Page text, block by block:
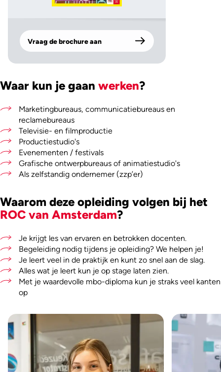
Vraag de brochure aan
Waar kun je gaan werken?
Marketingbureaus, communicatiebureaus en
reclamebureaus
Televisie- en filmproductie
Productiestudio's
Evenementen / festivals
Grafische ontwerpbureaus of animatiestudio's
Als zelfstandig ondernemer (zzp’er)
Waarom deze opleiding volgen bij het
ROC van Amsterdam?
Je krijgt les van ervaren en betrokken docenten.
Begeleiding nodig tijdens je opleiding? We helpen je!
Je leert veel in de praktijk en kunt zo snel aan de slag.
Alles wat je leert kun je op stage laten zien.
Met je waardevolle mbo-diploma kun je straks veel kanten
op